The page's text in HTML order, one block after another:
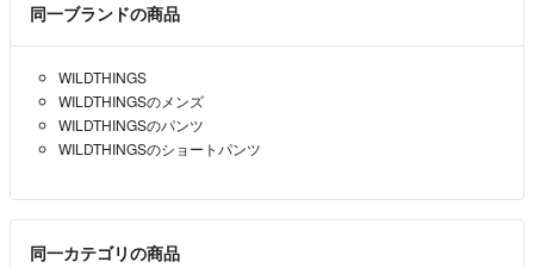
同一ブランドの商品
WILDTHINGS
WILDTHINGSのメンズ
WILDTHINGSのパンツ
WILDTHINGSのショートパンツ
同一カテゴリの商品